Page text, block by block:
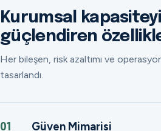
Kurumsal kapasiteyi
güçlendiren
Her bileşen, risk azaltımı ve
tasarlandı.
01 Güven Mimarisi